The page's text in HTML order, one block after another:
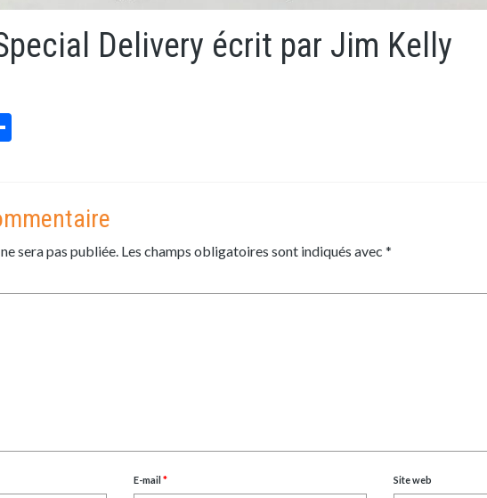
Delivery écrit par Jim Kelly
sera pas publiée. Les champs obligatoires sont indiqués avec *
E-mail* Site web